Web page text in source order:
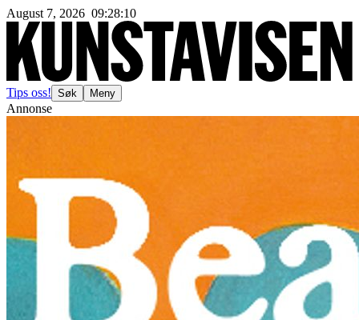
August 7, 2026 09:28:12
Tips oss! Søk Meny
Annonse